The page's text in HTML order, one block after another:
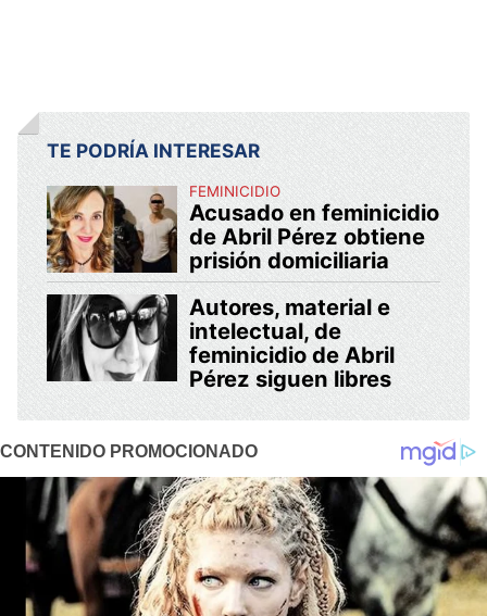
TE PODRÍA INTERESAR
FEMINICIDIO
Acusado en feminicidio
de Abril Pérez obtiene
prisión domiciliaria
Autores, material e
intelectual, de
feminicidio de Abril
Pérez siguen libres